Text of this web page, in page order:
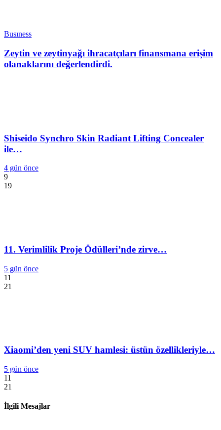
Busıness
Zeytin ve zeytinyağı ihracatçıları finansmana erişim
olanaklarını değerlendirdi.
Shiseido Synchro Skin Radiant Lifting Concealer
ile…
4 gün önce
9
19
11. Verimlilik Proje Ödülleri’nde zirve…
5 gün önce
11
21
Xiaomi’den yeni SUV hamlesi: üstün özellikleriyle…
5 gün önce
11
21
İlgili Mesajlar